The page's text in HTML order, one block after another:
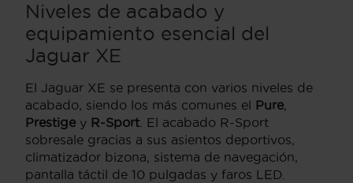
Niveles de acabado y
equipamiento esencial del
Jaguar XE
El Jaguar XE se presenta con varios niveles de
acabado, siendo los más comunes el Pure,
Prestige y R-Sport . El acabado R-Sport
sobresale gracias a sus asientos deportivos,
climatizador bizona, sistema de navegación,
pantalla táctil de 10 pulgadas y faros LED.